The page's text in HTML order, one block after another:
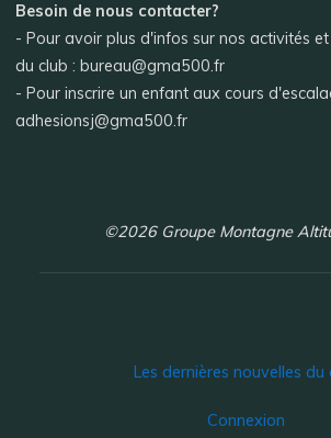
Besoin de nous contacter?
- Pour avoir plus d'infos sur nos activités
du club : bureau@gma500.fr
- Pour inscrire un enfant aux cours
adhesionsj@gma500.fr
©2026 Groupe Montagne
Les dernières nouvelles du
Connexion